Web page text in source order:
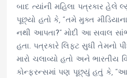
બાદ ત્યાંની મહિલા પત્રકાર હેલે
પૂછ્યો હતો કે, “તમે મુક્ત
નથી આપતા?” મોદી આ સવાલ
હતા. પત્રકારે લિફ્ટ સુધી તેમનો
મારો ચલાવ્યો હતો અને ભારતીય
કોન્ફરન્સમાં પણ પૂછ્યું હતું કે,